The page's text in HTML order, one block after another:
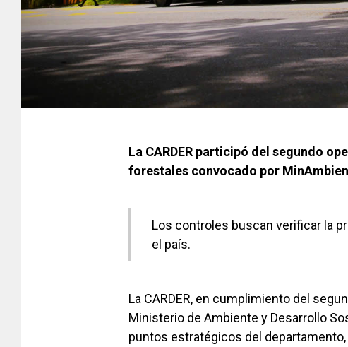
La CARDER participó del segundo
forestales convocado por
Los controles buscan verificar la
el país.
La CARDER, en cumplimiento del
Ministerio de Ambiente y Desarrollo
puntos estratégicos del